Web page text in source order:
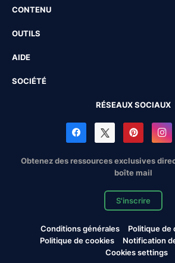
CONTENU
OUTILS
AIDE
SOCIÉTÉ
RÉSEAUX SOCIAUX
Obtenez des ressources exclusives
boîte mail
S'inscrire
Conditions générales
Politique
Politique de cookies
Notification
Cookies settings